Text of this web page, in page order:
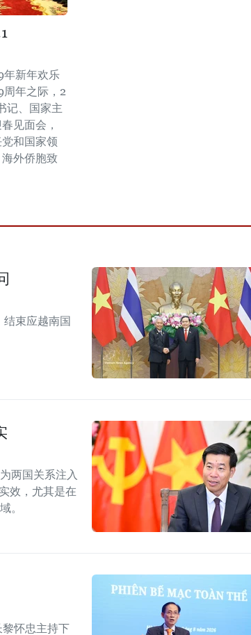
年新年欢乐
年之际，2
记、国家主
见面会，
和国家领
外侨胞致
结束应越南国
两国关系注入
效，尤其是在
。
怀忠主持下